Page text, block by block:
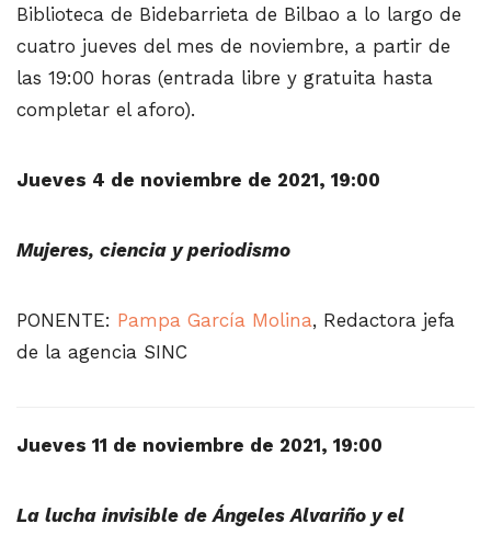
Biblioteca de Bidebarrieta de Bilbao a lo largo de
cuatro jueves del mes de noviembre, a partir de
las 19:00 horas (entrada libre y gratuita hasta
completar el aforo).
Jueves 4 de noviembre de 2021, 19:00
Mujeres, ciencia y periodismo
PONENTE: Pampa García Molina, Redactora jefa
de la agencia SINC
Jueves 11 de noviembre de 2021, 19:00
La lucha invisible de Ángeles Alvariño y el